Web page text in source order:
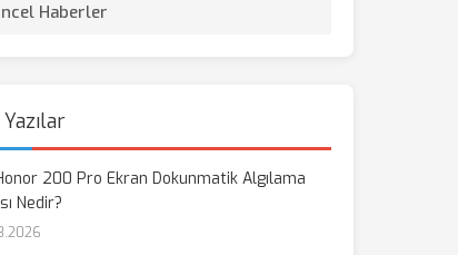
Haberler
200 Pro Ekran Dokunmatik Algılama
Nedir?